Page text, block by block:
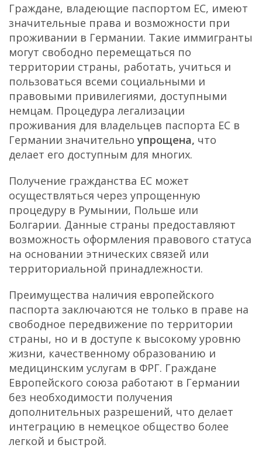
Граждане, владеющие паспортом ЕС, имеют
значительные права и возможности при
проживании в Германии. Такие иммигранты
могут свободно перемещаться по
территории страны, работать, учиться и
пользоваться всеми социальными и
правовыми привилегиями, доступными
немцам. Процедура легализации
проживания для владельцев паспорта ЕС в
Германии значительноупрощена, что
делает его доступным для многих.
Получение гражданства ЕС может
осуществляться через упрощенную
процедуру в Румынии, Польше или
Болгарии. Данные страны предоставляют
возможность оформления правового статуса
на основании этнических связей или
территориальной принадлежности.
Преимущества наличия европейского
паспорта заключаются не только в праве на
свободное передвижение по территории
страны, но и в доступе к высокому уровню
жизни, качественному образованию и
медицинским услугам в ФРГ. Граждане
Европейского союза работают в Германии
без необходимости получения
дополнительных разрешений, что делает
интеграцию в немецкое общество более
легкой и быстрой.